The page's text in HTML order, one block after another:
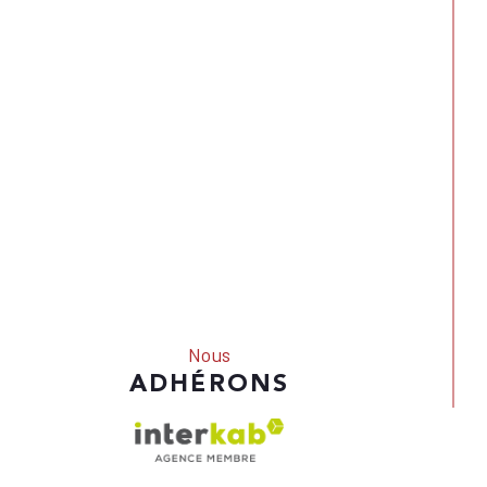
Nous
ADHÉRONS